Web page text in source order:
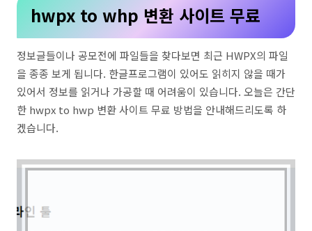
hwpx to whp 변환 사이트 무료
정보글들이나 공모전에 파일들을 찾다보면 최근 HWPX의 파일
을 종종 보게 됩니다. 한글프로그램이 있어도 읽히지 않을 때가
있어서 정보를 읽거나 가공할 때 어려움이 있습니다. 오늘은 간단
한 hwpx to hwp 변환 사이트 무료 방법을 안내해드리도록 하
겠습니다.